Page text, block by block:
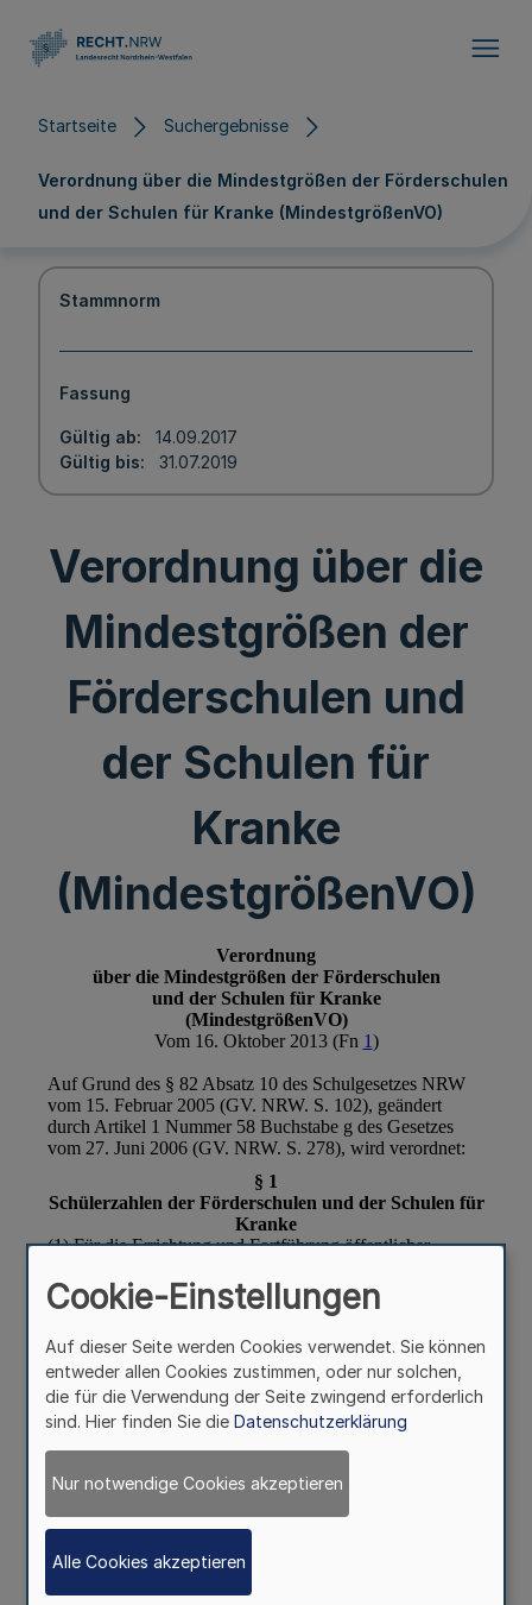
Startseite Suchergebnisse
Verordnung über die Mindestgrößen der Förderschulen
und der Schulen für Kranke (MindestgrößenVO)
Stammnorm
Fassung
Gültig ab
14.09.2017
Gültig bis
31.07.2019
Verordnung über die
Mindestgrößen der
Förderschulen und
der Schulen für
Kranke
(MindestgrößenVO)
Cookie-Einstellungen
Auf dieser Seite werden Cookies verwendet. Sie können
entweder allen Cookies zustimmen, oder nur solchen,
die für die Verwendung der Seite zwingend erforderlich
sind. Hier finden Sie die Datenschutzerklärung
Nur notwendige Cookies akzeptieren
Alle Cookies akzeptieren